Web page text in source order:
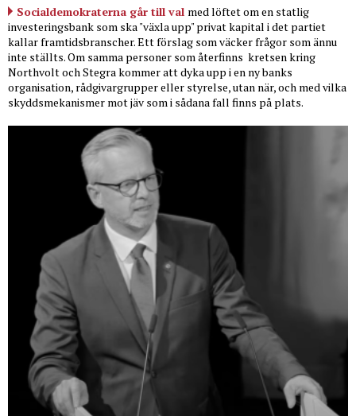
Socialdemokraterna går till val med löftet om en statlig
investeringsbank som ska "växla upp" privat kapital i det partiet
kallar framtidsbranscher. Ett förslag som väcker frågor som ännu
inte ställts. Om samma personer som återfinns kretsen kring
Northvolt och Stegra kommer att dyka upp i en ny banks
organisation, rådgivargrupper eller styrelse, utan när, och med vilka
skyddsmekanismer mot jäv som i sådana fall finns på plats.